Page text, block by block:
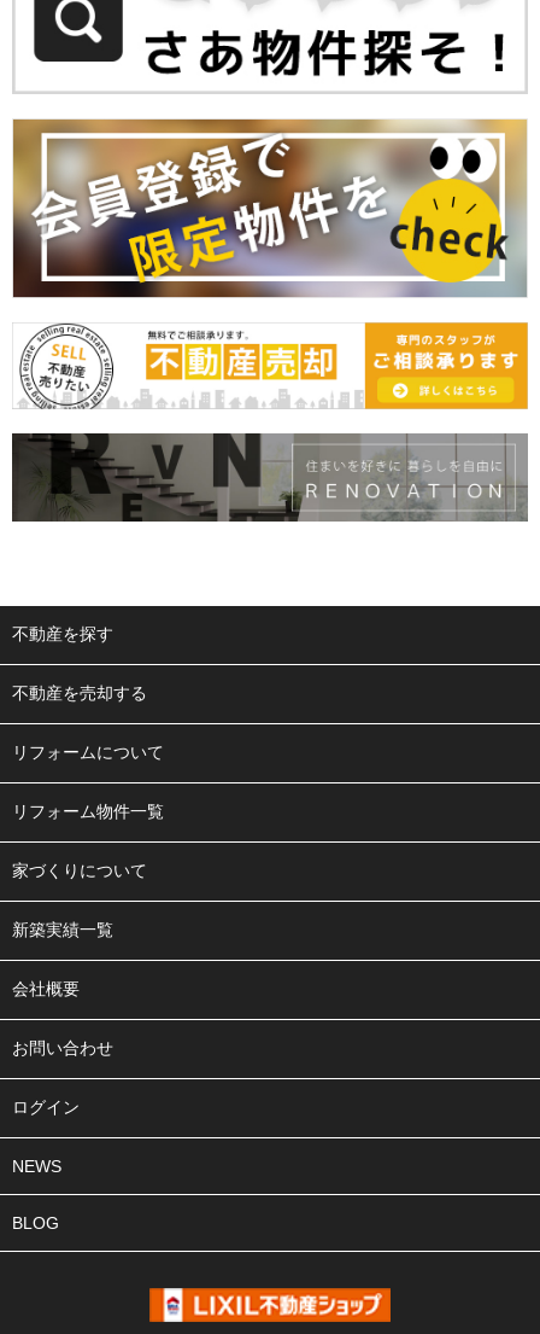
不動産を探す
不動産を売却する
リフォームについて
リフォーム物件一覧
家づくりについて
新築実績一覧
会社概要
お問い合わせ
ログイン
NEWS
BLOG